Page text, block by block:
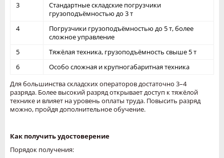
3
Стандартные складские погрузчики
грузоподъёмностью до 3 т
4
Погрузчики грузоподъёмностью до 5 т, более
сложное управление
5
Тяжёлая техника, грузоподъёмность свыше 5 т
6
Особо сложная и крупногабаритная техника
Для большинства складских операторов достаточно 3–4
разряда. Более высокий разряд открывает доступ к тяжёлой
технике и влияет на уровень оплаты труда. Повысить разряд
можно, пройдя дополнительное обучение.
Как получить удостоверение
Порядок получения: